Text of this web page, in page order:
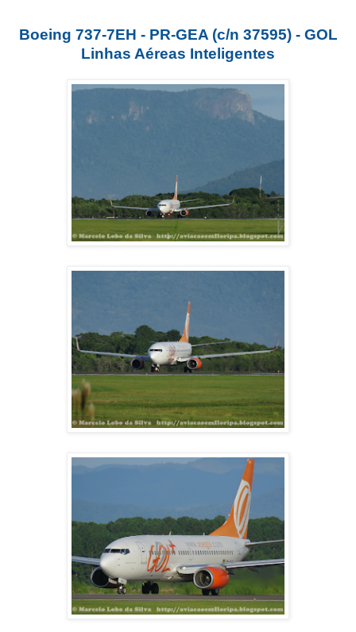
Boeing 737-7EH - PR-GEA (c/n 37595) - GOL
Linhas Aéreas Inteligentes